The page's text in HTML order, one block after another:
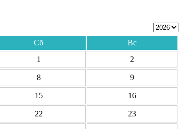
Сб
Вс
1
2
8 9
15 16
22 23